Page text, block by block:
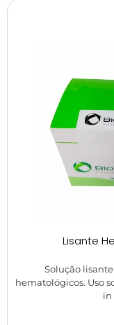
Lisante
Solução
hematológicos. Uso
in